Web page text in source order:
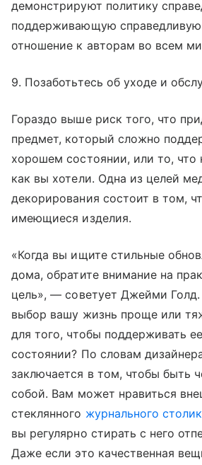
демонстрируют политику
поддерживающую справедливую
отношение к авторам во всем
9. Позаботьтесь об уходе и
Гораздо выше риск того, что
предмет, который сложно
хорошем состоянии, или то, что
как вы хотели. Одна из целей
декорирования состоит в том,
имеющиеся изделия.
«Когда вы ищите стильные
дома, обратите внимание на
цель», — советует Джейми Голд.
выбор вашу жизнь проще или
для того, чтобы поддерживать
состоянии? По словам
заключается в том, чтобы быть
собой. Вам может нравиться
стеклянного журнального
вы регулярно стирать с него
Даже если это качественная